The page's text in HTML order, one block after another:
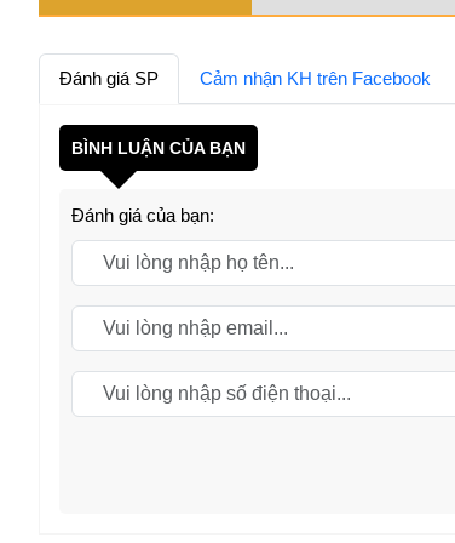
Đánh giá SP Cảm nhận KH trên Facebook
BÌNH LUẬN CỦA BẠN
Đánh giá của bạn: